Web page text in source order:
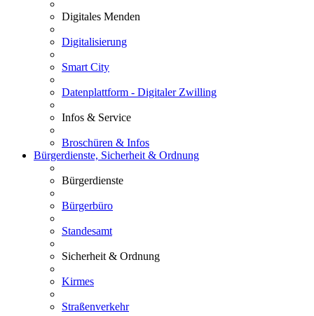
Digitales Menden
Digitalisierung
Smart City
Datenplattform - Digitaler Zwilling
Infos & Service
Broschüren & Infos
Bürgerdienste, Sicherheit & Ordnung
Bürgerdienste
Bürgerbüro
Standesamt
Sicherheit & Ordnung
Kirmes
Straßenverkehr